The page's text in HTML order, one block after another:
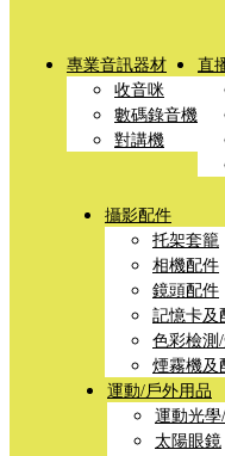
專業音訊器材
收音咪
數碼錄音機
對講機
直
攝影配件
托架套籠
相機配件
鏡頭配件
記憶卡及
色彩檢測
煙霧機及
運動/戶外用品
運動光
太陽眼鏡